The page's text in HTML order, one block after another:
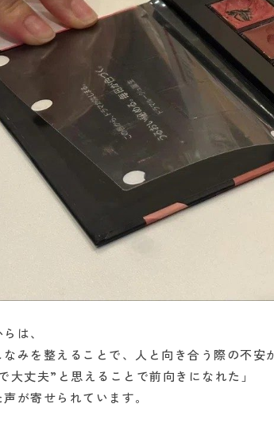
は、
なみを整えることで、人と向き合う際の不安
大丈夫”と思えることで前向きになれた」
が寄せられています。